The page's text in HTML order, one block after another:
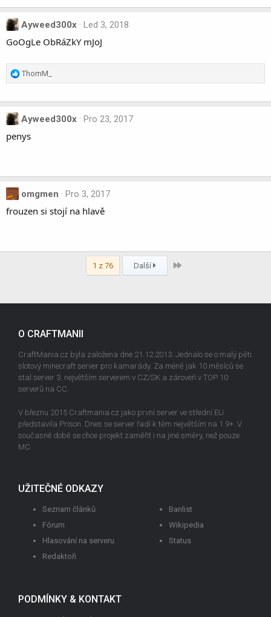
c
t
o
s
:
Ayweed300x Led 3, 2018
GoOgLe ObRáZkY mJoJ
R
e
c
t
o
:
ThomM_
Ayweed300x Pro 23, 2017
penys
omgmen Pro 3, 2017
frouzen si stojí na hlavě
1 z 76 Další Last
O CRAFTMANII
CraftMania.cz byla založena dne 21.12.2013. Jednalo se o malý pěti
slotový minecraft server pro kamarády. Za méně jak 10 měsíců se
stal server 3. největším serverem v CZ/SK a zároveň v TOP 10
serverů na CC.
V březnu 2015 Craftmania.cz jako první server ve střední EU
představila Prison. Dnes se server řadí k těm největším na 1.9+. V
současné době se chce projekt zaměřit i na jiné směry, než pouze
MC.
UŽITEČNÉ ODKAZY
Seznam článků
Fórum
Hlasování na serveru
Redaktoři
Banlist
Wikipedia
Status
PODMÍNKY & KONTAKT